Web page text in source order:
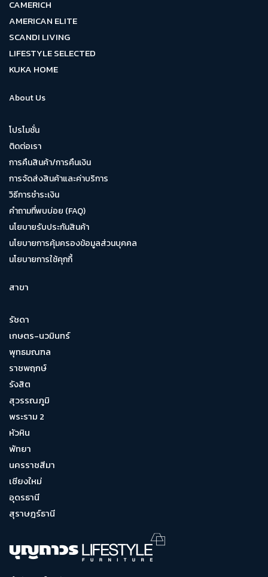
CAMERICH
AMERICAN ELITE
SCANDI LIVING
LIFESTYLE SELECTED
KUKA HOME
About Us
โปรโมชั่น
ติดต่อเรา
การคืนสินค้า/การคืนเงิน
การจัดส่งสินค้าและค่าบริการ
วิธีการชำระเงิน
คำถามที่พบบ่อย (FAQ)
นโยบายรับประกันสินค้า
นโยบายการคุ้มครองข้อมูลส่วนบุคคล
นโยบายการใช้คุกกี้
สาขา
รัชดา
เกษตร-นวมินทร์
พุทธมณฑล
ราชพฤกษ์
รังสิต
สุวรรณภูมิ
พระราม 2
หัวหิน
พัทยา
นครราชสีมา
เชียงใหม่
อุดรธานี
สุราษฎร์ธานี